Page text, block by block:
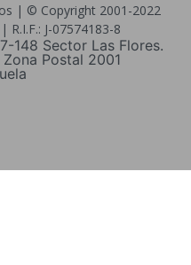
| © Copyright 2001-2022
R.I.F.: J-07574183-8
148 Sector Las Flores.
Postal 2001